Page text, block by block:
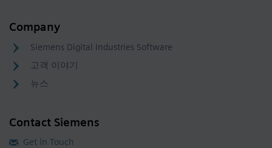
Company
Siemens Digital Industries Software
고객 이야기
뉴스
Contact Siemens
Get in Touch